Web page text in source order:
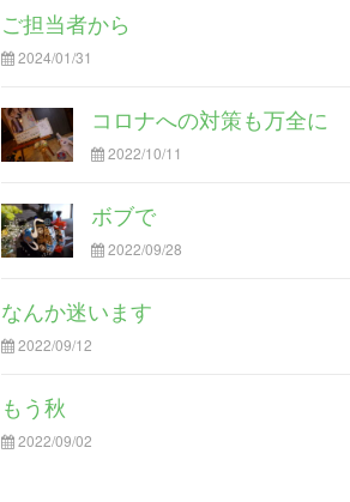
ご担当者から
2024/01/31
コロナへの対策も万全に
2022/10/11
ボブで
2022/09/28
なんか迷います
2022/09/12
もう秋
2022/09/02